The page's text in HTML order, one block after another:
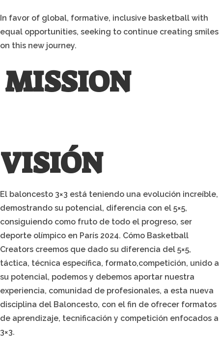
In favor of global, formative, inclusive basketball with
equal opportunities, seeking to continue creating smiles
on this new journey.
MISSION
VISIÓN
El baloncesto 3×3 está teniendo una evolución increíble,
demostrando su potencial, diferencia con el 5×5,
consiguiendo como fruto de todo el progreso, ser
deporte olímpico en París 2024. Cómo Basketball
Creators creemos que dado su diferencia del 5×5,
táctica, técnica específica, formato,competición, unido a
su potencial, podemos y debemos aportar nuestra
experiencia, comunidad de profesionales, a esta nueva
disciplina del Baloncesto, con el fin de ofrecer formatos
de aprendizaje, tecnificación y competición enfocados a
3×3.